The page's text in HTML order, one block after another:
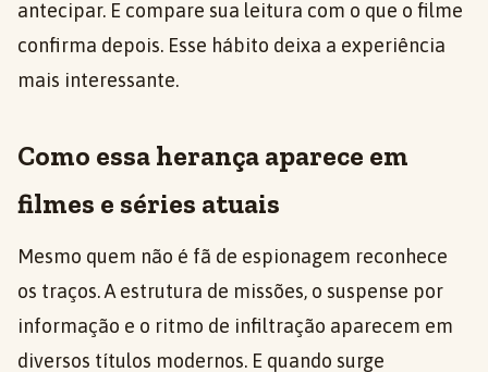
antecipar. E compare sua leitura com o que o filme
confirma depois. Esse hábito deixa a experiência
mais interessante.
Como essa herança aparece em
filmes e séries atuais
Mesmo quem não é fã de espionagem reconhece
os traços. A estrutura de missões, o suspense por
informação e o ritmo de infiltração aparecem em
diversos títulos modernos. E quando surge